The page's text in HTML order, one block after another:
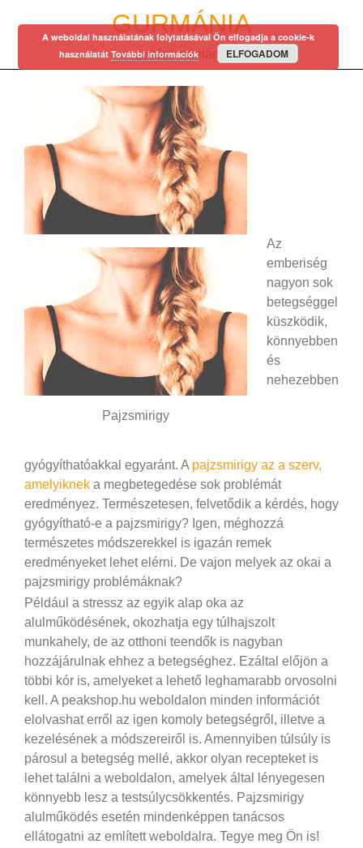
GURMÁNIA
egy régi mániám…
Pajzsmirigy
Az
emberiség
nagyon sok
betegséggel
küszködik,
könnyebben
és
nehezebben
gyógyíthatóakkal egyaránt. A pajzsmirigy az a szerv,
amelyiknek a megbetegedése sok problémát
eredményez. Természetesen, felvetődik a kérdés, hogy
gyógyítható-e a pajzsmirigy? Igen, méghozzá
természetes módszerekkel is igazán remek
eredményeket lehet elérni. De vajon melyek az okai a
pajzsmirigy problémáknak?
Például a stressz az egyik alap oka az
alulműködésének, okozhatja egy túlhajszolt
munkahely, de az otthoni teendők is nagyban
hozzájárulnak ehhez a betegséghez. Ezáltal előjön a
többi kór is, amelyeket a lehető leghamarabb orvosolni
kell. A peakshop.hu weboldalon minden információt
elolvashat erről az igen komoly betegségről, illetve a
kezelésének a módszereiről is. Amennyiben túlsúly is
párosul a betegség mellé, akkor olyan recepteket is
lehet találni a weboldalon, amelyek által lényegesen
könnyebb lesz a testsúlycsökkentés. Pajzsmirigy
alulműködés esetén mindenképpen tanácsos
ellátogatni az említett weboldalra. Tegye meg Ön is!
A weboldal használatának folytatásával Ön elfogadja a cookie-k
használatát További információk ELFOGADOM